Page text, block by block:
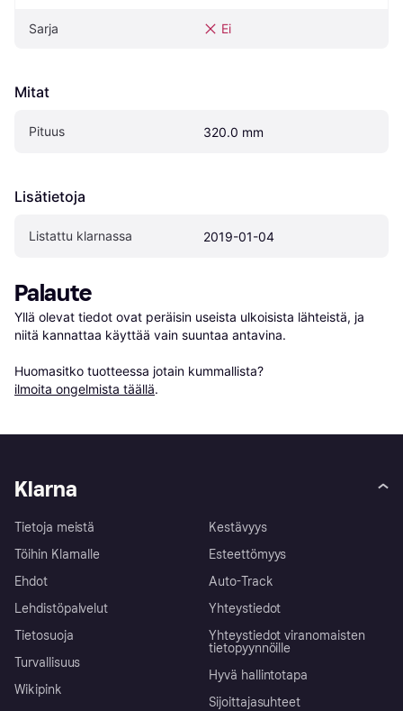
Sarja Ei
Mitat
Pituus 320.0 mm
Lisätietoja
Listattu klarnassa 2019-01-04
Palaute
Yllä olevat tiedot ovat peräisin useista ulkoisista lähteistä, ja
niitä kannattaa käyttää vain suuntaa antavina.
Huomasitko tuotteessa jotain kummallista?
ilmoita ongelmista täällä.
Klarna
Tietoja meistä
Töihin Klarnalle
Ehdot
Lehdistöpalvelut
Tietosuoja
Turvallisuus
Wikipink
Kestävyys
Esteettömyys
Auto-Track
Yhteystiedot
Yhteystiedot viranomaisten
tietopyynnöille
Hyvä hallintotapa
Sijoittajasuhteet